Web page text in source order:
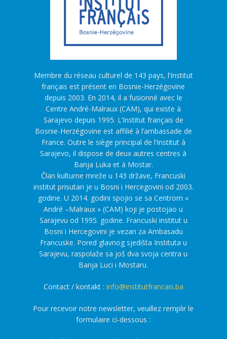
Membre du réseau culturel de 143 pays, l’Institut
français est présent en Bosnie-Herzégovine
depuis 2003. En 2014, il a fusionné avec le
Centre André-Malraux (CAM), qui existe à
Sarajevo depuis 1995. L’Institut français de
Bosnie-Herzégovine est affilié à l’ambassade de
France. Outre le siège principal de l’Institut à
Sarajevo, il dispose de deux autres centres à
Banja Luka et à Mostar.
Član kulturne mreže u 143 države, Francuski
institut prisutan je u Bosni i Hercegovini od 2003.
godine. U 2014. godini spojio se sa Centrom «
André –Malraux » (CAM) koji je postojao u
Sarajevu od 1995. godine. Francuski institut u
Bosni i Hercegovini je vezan za Ambasadu
Francuske. Pored glavnog sjedišta Instituta u
Sarajevu, raspolaže sa još dva svoja centra u
Banja Luci i Mostaru.
Contact / kontakt : info@institutfrancais.ba
Pour recevoir notre newsletter, veuillez remplir le
formulaire ci-dessous :